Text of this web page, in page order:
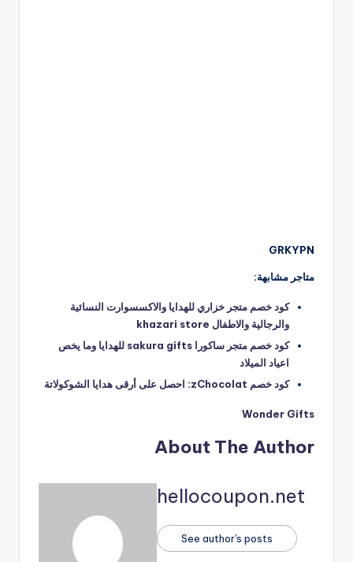
GRKYPN
متاجر مشابهة:
كود خصم متجر خزاري للهدايا والاكسسوارت النسائية
والرجالية والاطفال khazari store
كود خصم متجر ساكورا sakura gifts للهدايا وما يخص
اعياد الميلاد
كود خصم zChocolat: احصل على أرقى هدايا الشوكولاتة
Wonder Gifts
About The Author
hellocoupon.net
See author's posts